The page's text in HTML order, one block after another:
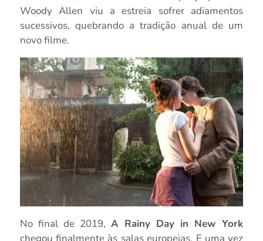
Woody Allen viu a estreia sofrer adiamentos
sucessivos, quebrando a tradição anual de um
novo filme.
No final de 2019, A Rainy Day in New York
chegou finalmente às salas europeias. E uma vez